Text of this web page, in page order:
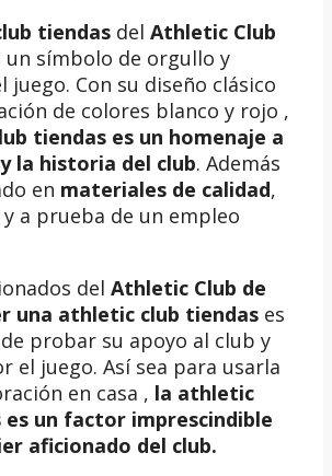
tiendas del Athletic Club
un símbolo de orgullo y
juego. Con su diseño clásico
de colores blanco y rojo ,
tiendas es un homenaje a
la historia del club. Además
en materiales de calidad,
a prueba de un empleo
del Athletic Club de
una athletic club tiendas es
probar su apoyo al club y
el juego. Así sea para usarla
en casa , la athletic
es un factor imprescindible
aficionado del club.